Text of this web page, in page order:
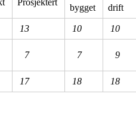
Prosjektert
bygget
13 10 10
7 7 9
17 18 18